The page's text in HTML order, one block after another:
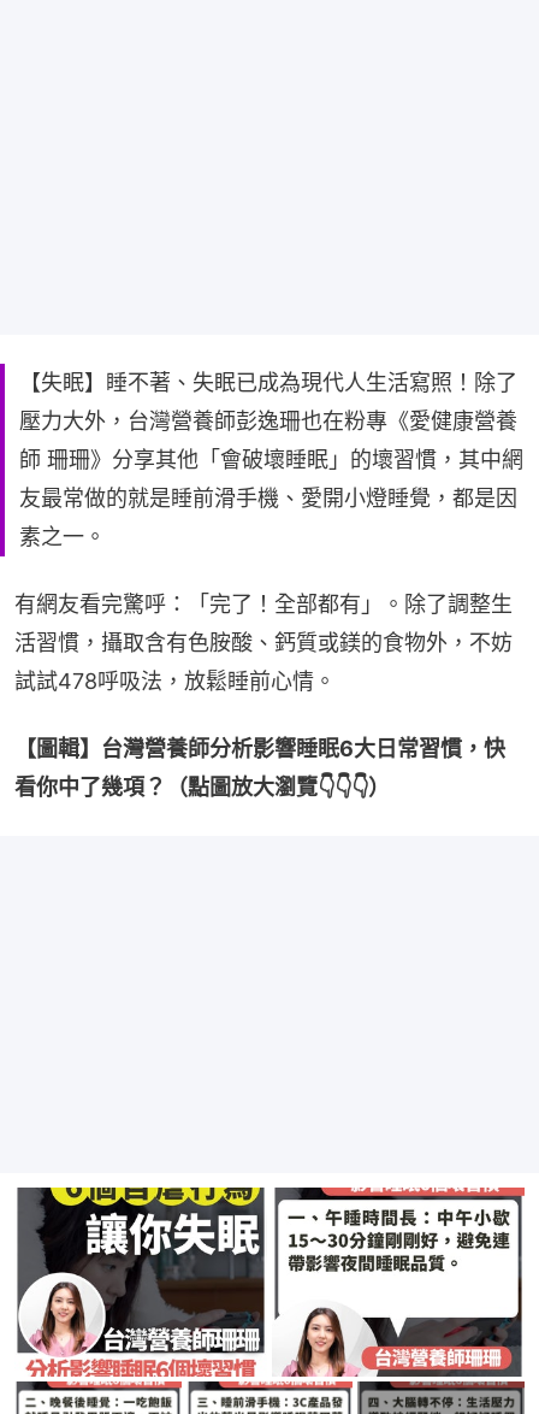
【失眠】睡不著、失眠已成為現代人生活寫照！除了
壓力大外，台灣營養師彭逸珊也在粉專《愛健康營養
師 珊珊》分享其他「會破壞睡眠」的壞習慣，其中網
友最常做的就是睡前滑手機、愛開小燈睡覺，都是因
素之一。
有網友看完驚呼：「完了！全部都有」。除了調整生
活習慣，攝取含有色胺酸、鈣質或鎂的食物外，不妨
試試478呼吸法，放鬆睡前心情。
【圖輯】台灣營養師分析影響睡眠6大日常習慣，快
看你中了幾項？（點圖放大瀏覽👇👇👇）